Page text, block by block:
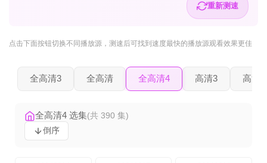
重新测速
点击下面按钮切换不同播放源 ，测速后可找到速度最快的播放源观看效果更佳
全高清3 全高清 全高清4 高清3 高清2
全高清4 选集(共 390 集)
倒序